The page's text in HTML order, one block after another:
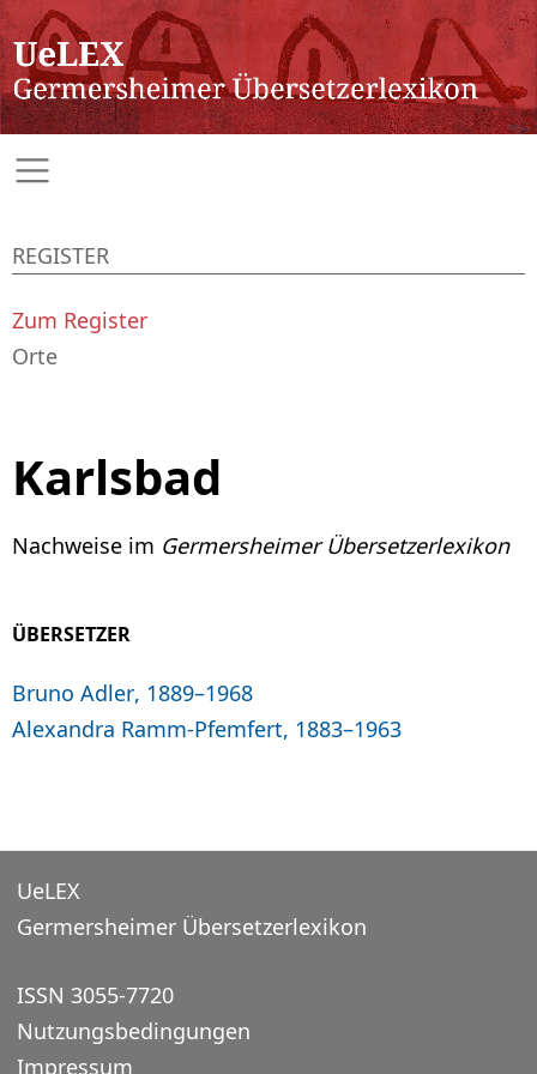
Karlsbad
Nachweise im Germersheimer Übersetzerlexikon
ÜBERSETZER
Bruno Adler, 1889–1968
Alexandra Ramm-Pfemfert, 1883–1963
REGISTER
Zum Register
Orte
UeLEX
Germersheimer Übersetzerlexikon
ISSN 3055-7720
Nutzungsbedingungen
Impressum